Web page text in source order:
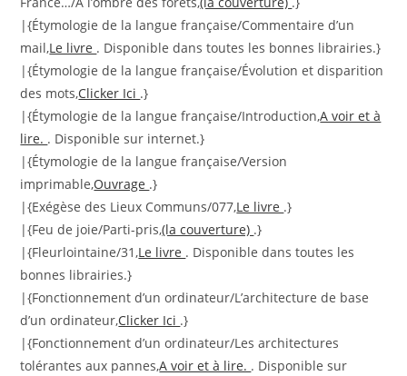
|{Étymologie de la langue française/Commentaire d’un
mail,Le livre . Disponible dans toutes les bonnes librairies.}
|{Étymologie de la langue française/Évolution et disparition
des mots,Clicker Ici .}
|{Étymologie de la langue française/Introduction,A voir et à
lire. . Disponible sur internet.}
|{Étymologie de la langue française/Version
imprimable,Ouvrage .}
|{Exégèse des Lieux Communs/077,Le livre .}
|{Feu de joie/Parti-pris,(la couverture) .}
|{Fleurlointaine/31,Le livre . Disponible dans toutes les
bonnes librairies.}
|{Fonctionnement d’un ordinateur/L’architecture de base
d’un ordinateur,Clicker Ici .}
|{Fonctionnement d’un ordinateur/Les architectures
tolérantes aux pannes,A voir et à lire. . Disponible sur